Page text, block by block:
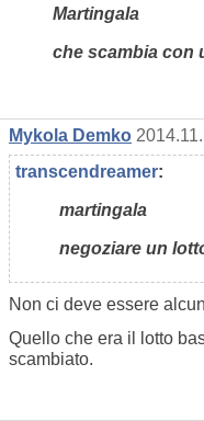
Martingala
che scambia con
Mykola Demko
transcendreamer:
martingala
negoziare un
Non ci deve essere
Quello che era il lotto
scambiato.